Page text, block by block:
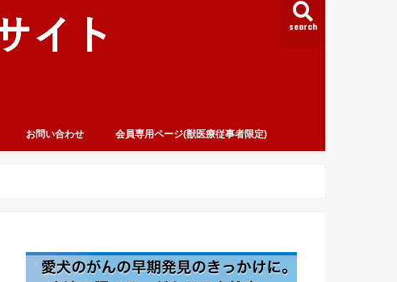
search
お問い合わせ 会員専用ページ(獣医療従事者限定)